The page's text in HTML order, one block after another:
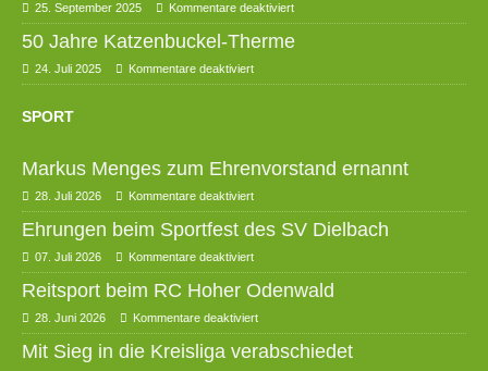
25. September 2025 Kommentare deaktiviert
50 Jahre Katzenbuckel-Therme
24. Juli 2025 Kommentare deaktiviert
SPORT
Markus Menges zum Ehrenvorstand ernannt
28. Juli 2026 Kommentare deaktiviert
Ehrungen beim Sportfest des SV Dielbach
07. Juli 2026 Kommentare deaktiviert
Reitsport beim RC Hoher Odenwald
28. Juni 2026 Kommentare deaktiviert
Mit Sieg in die Kreisliga verabschiedet